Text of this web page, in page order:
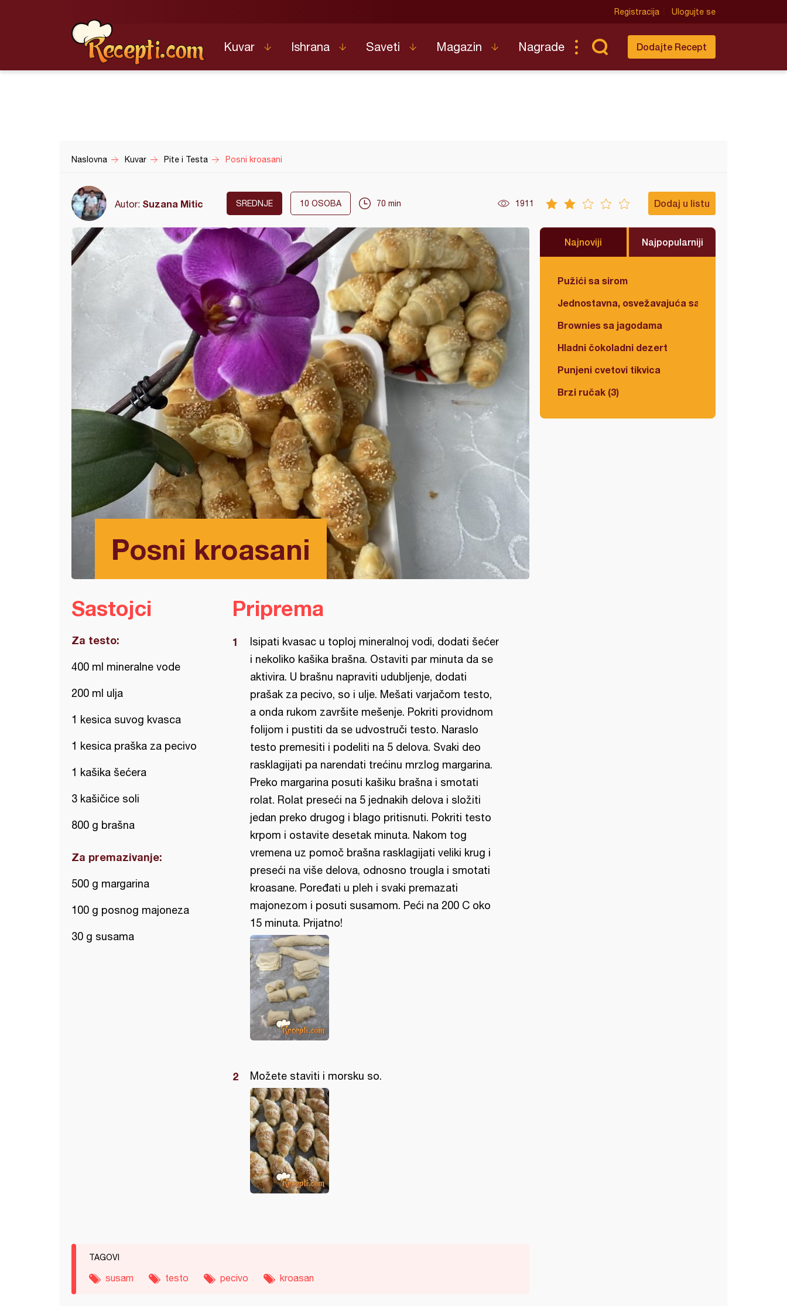
Registracija Ulogujte se
Kuvar Ishrana Saveti Magazin Nagrade Dodajte Recept
Naslovna Kuvar Pite i Testa Posni kroasani
Autor: Suzana Mitic SREDNJE 10 OSOBA 70 min 1911 Dodaj u listu
Posni kroasani
Najnoviji Najpopularniji
Pužići sa sirom
Jednostavna, osvežavajuća salata
Brownies sa jagodama
Hladni čokoladni dezert
Punjeni cvetovi tikvica
Brzi ručak (3)
Sastojci
Za testo:
400 ml mineralne vode
200 ml ulja
1 kesica suvog kvasca
1 kesica praška za pecivo
1 kašika šećera
3 kašičice soli
800 g brašna
Za premazivanje:
500 g margarina
100 g posnog majoneza
30 g susama
Priprema
Isipati kvasac u toploj mineralnoj vodi, dodati šećer
i nekoliko kašika brašna. Ostaviti par minuta da se
aktivira. U brašnu napraviti udubljenje, dodati
prašak za pecivo, so i ulje. Mešati varjačom testo,
a onda rukom završite mešenje. Pokriti providnom
folijom i pustiti da se udvostruči testo. Naraslo
testo premesiti i podeliti na 5 delova. Svaki deo
rasklagijati pa narendati trećinu mrzlog margarina.
Preko margarina posuti kašiku brašna i smotati
rolat. Rolat preseći na 5 jednakih delova i složiti
jedan preko drugog i blago pritisnuti. Pokriti testo
krpom i ostavite desetak minuta. Nakom tog
vremena uz pomoč brašna rasklagijati veliki krug i
preseći na više delova, odnosno trougla i smotati
kroasane. Poređati u pleh i svaki premazati
majonezom i posuti susamom. Peći na 200 C oko
15 minuta. Prijatno!
Možete staviti i morsku so.
TAGOVI
susam testo pecivo kroasan